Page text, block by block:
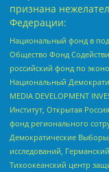
признана
Федерации:
Национальный фонд в
Общество Фонд
российский фонд по
Национальный
MEDIA DEVELOPMENT
Институт, Открытая
фонд регионального
Демократические
исследований,
Тихоокеанский центр